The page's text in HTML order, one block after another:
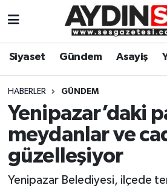
Siyaset Gündem Asayiş
HABERLER GÜNDEM
Yenipazar’daki
meydanlar ve
güzelleşiyor
Yenipazar Belediyesi, ilçede
Gündem
Siyaset
Ekonomi
Aydın Hava Durumu
Aydin Namaz Vakitleri
Aydın Trafik Yoğunluk
Süper Lig Puan Durumu ve